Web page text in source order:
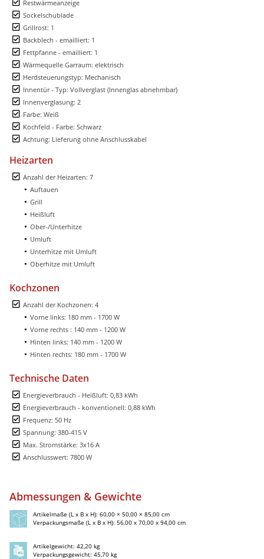
Restwärmeanzeige
Sockelschublade
Grillrost: 1
Backblech - emailliert: 1
Fettpfanne - emailliert: 1
Wärmequelle Garraum: elektrisch
Herdsteuerungstyp: Mechanisch
Innentür - Typ: Vollverglast (Innenglas abnehmbar)
Innenverglasung: 2
Farbe: Weiß
Kochfeld - Farbe: Schwarz
Achtung: Lieferung ohne Anschlusskabel
Heizarten
Anzahl der Heizarten: 7
Auftauen
Grill
Heißluft
Ober-/Unterhitze
Umluft
Unterhitze mit Umluft
Oberhitze mit Umluft
Kochzonen
Anzahl der Kochzonen: 4
Vorne links: 180 mm - 1700 W
Vorne rechts : 140 mm - 1200 W
Hinten links: 140 mm - 1200 W
Hinten rechts: 180 mm - 1700 W
Technische Daten
Energieverbrauch - Heißluft: 0,83 kWh
Energieverbrauch - konventionell: 0,88 kWh
Frequenz: 50 Hz
Spannung: 380-415 V
Max. Stromstärke: 3x16 A
Anschlusswert: 7800 W
Abmessungen & Gewichte
Artikelmaße (L x B x H): 60,00 × 50,00 × 85,00 cm
Verpackungsmaße (L x B x H): 56,00 x 70,00 x 94,00 cm
Artikelgewicht: 42,20 kg
Verpackungsgewicht: 45,70 kg